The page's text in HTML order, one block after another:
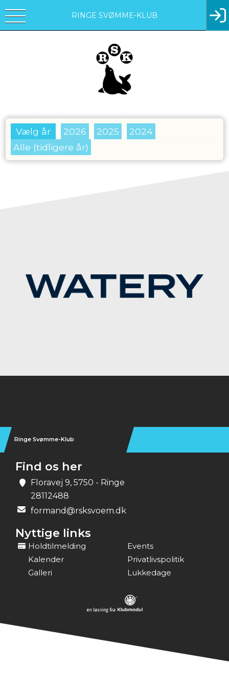
RINGE SVØMME-KLUB
Vælg år 2026 2025
2024
Alle (tidligere år)
Ringe Svømme-Klub
Find os her
Floravej 9, 5750 - Ringe
28112488
formand@rsksvoem.dk
Nyttige links
Holdtilmelding
Events
Kalender
Privatlivspolitik
Galleri
Lukkedage